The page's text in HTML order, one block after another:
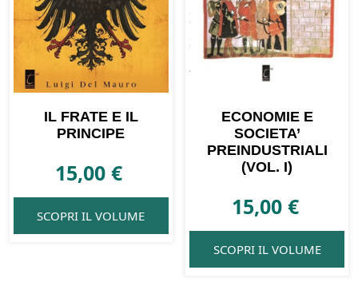
IL FRATE E IL
PRINCIPE
15,00€
SCOPRI IL VOLUME
ECONOMIE E
SOCIETA’
PREINDUSTRIALI
(VOL. I)
15,00 €
SCOPRI IL VOLUME